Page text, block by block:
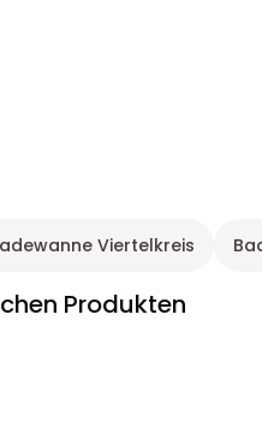
Viertelkreis
Produkten